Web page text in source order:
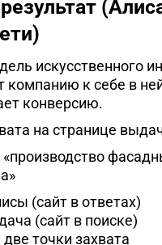
искусственного
компанию к себе в
конверсию.
на странице
(сайт в ответах)
(сайт в поиске)
точки захвата